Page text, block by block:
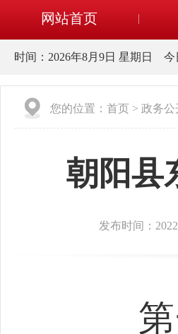
网站首页
时间： 2026年8月9日 星期日 今
您的位置： 首页 > 政务公
朝阳县
发布时间：
第一